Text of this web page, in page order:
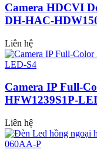
Camera HDCVI
DH-HAC-
Liên hệ
Camera IP Full-
HFW1239S1P-
Liên hệ